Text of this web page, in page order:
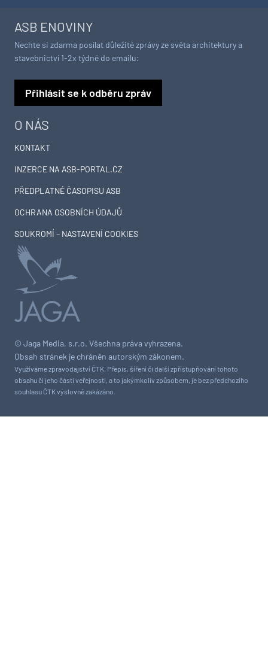
© Jaga Media, s.r.o. Všechna práva vyhrazena.
Obsah stránek je chráněn autorským zákonem.
Využíváme zpravodajství ČTK. Přepis, šíření či další zpřístupňování tohoto
obsahu či jeho části veřejnosti, a to jakýmkoliv způsobem, je bez předchozího
souhlasu ČTK výslovně zakázáno.
O NÁS
KONTAKT
INZERCE NA ASB-PORTAL.CZ
PŘEDPLATNÉ ČASOPISU ASB
OCHRANA OSOBNÍCH ÚDAJŮ
SOUKROMÍ – NASTAVENÍ COOKIES
ASB ENOVINY
Nechte si zdarma posílat důležité zprávy ze světa architektury a
stavebnictví 1-2x týdně do emailu:
Přihlásit se k odběru zpráv